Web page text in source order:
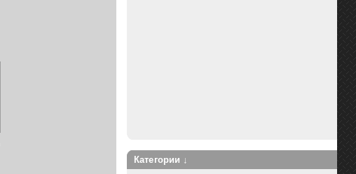
Категории ↓